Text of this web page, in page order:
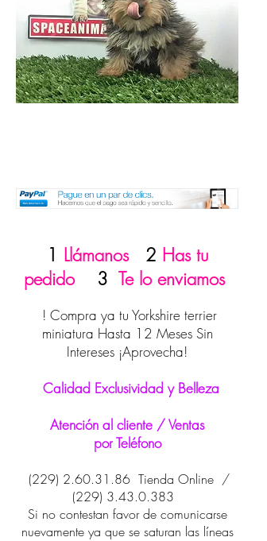
1 Llámanos 2 Has tu
pedido3 Te lo enviamos
! Compra ya tu Yorkshire terrier
miniatura Hasta 12 Meses Sin
Intereses ¡Aprovecha!
Calidad Exclusividad y Belleza
Atención al cliente / Ventas
por Teléfono
(229) 2.60.31.86 Tienda Online /
(229) 3.43.0.383
Si no contestan favor de comunicarse
nuevamente ya que se saturan las líneas